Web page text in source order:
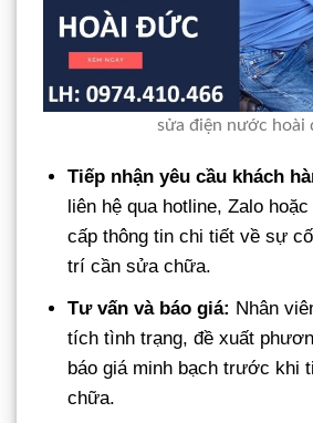
sửa điện nước hoài
Tiếp nhận yêu cầu khách
liên hệ qua hotline, Zalo
cấp thông tin chi tiết về sự
trí cần sửa chữa.
Tư vấn và báo giá: Nhân
tích tình trạng, đề xuất
báo giá minh bạch trước khi
chữa.